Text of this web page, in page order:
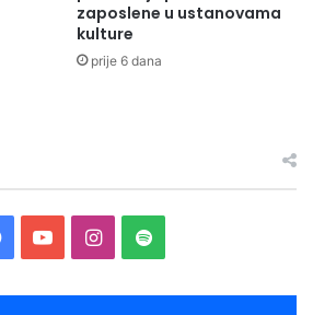
zaposlene u ustanovama
kulture
prije 6 dana
Facebook
YouTubeInstagram
Spotify